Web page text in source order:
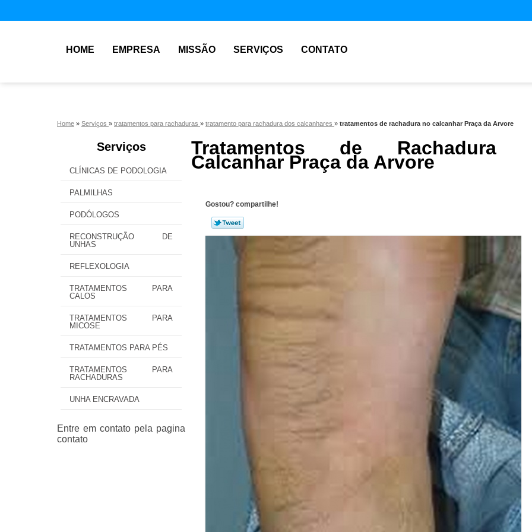
HOME EMPRESA MISSÃO SERVIÇOS CONTATO
Home » Serviços » tratamentos para rachaduras » tratamento para rachadura dos calcanhares » tratamentos de rachadura no calcanhar Praça da Arvore
Serviços
CLÍNICAS DE PODOLOGIA
PALMILHAS
PODÓLOGOS
RECONSTRUÇÃO DE
UNHAS
REFLEXOLOGIA
TRATAMENTOS PARA
CALOS
TRATAMENTOS PARA
MICOSE
TRATAMENTOS PARA PÉS
TRATAMENTOS PARA
RACHADURAS
UNHA ENCRAVADA
Tratamentos de Rachadura
Calcanhar Praça da Arvore
Gostou? compartilhe!